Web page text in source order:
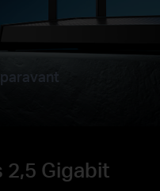
Gigabit